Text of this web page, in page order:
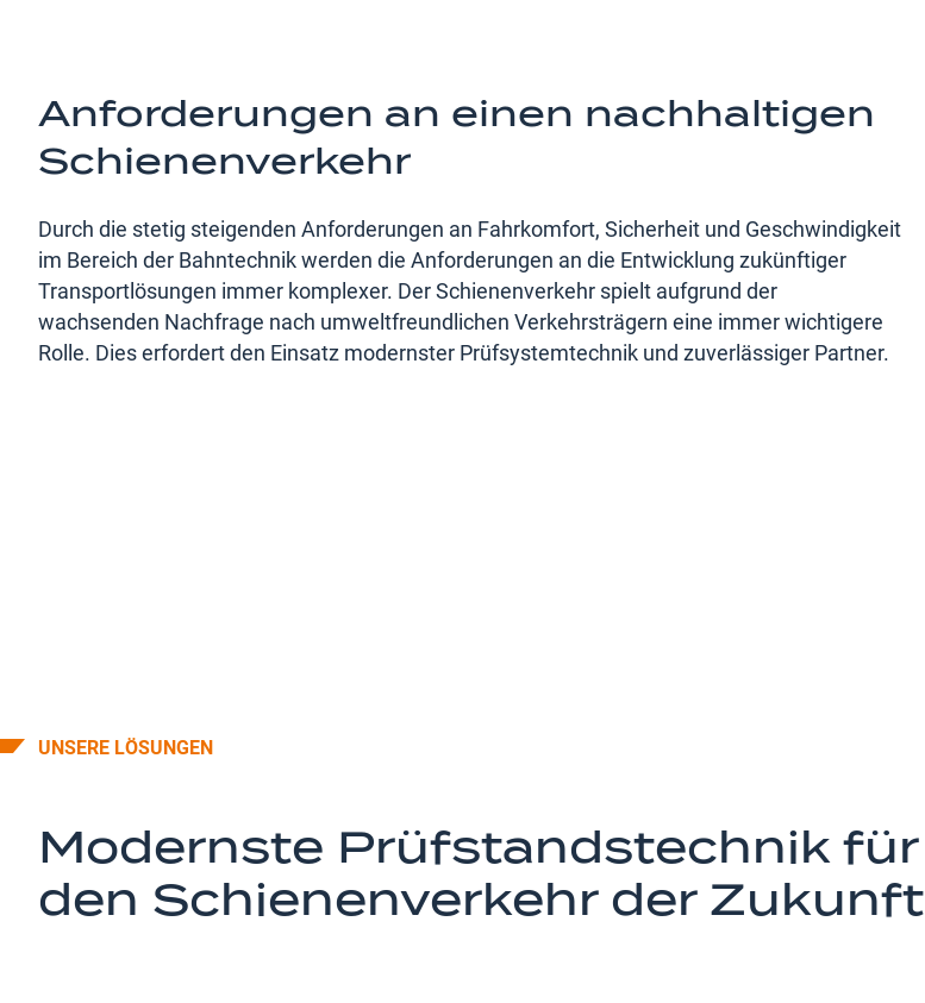
Anforderungen an einen nachhaltigen
Schienenverkehr
Durch die stetig steigenden Anforderungen an Fahrkomfort, Sicherheit und Geschwindigkeit
im Bereich der Bahntechnik werden die Anforderungen an die Entwicklung zukünftiger
Transportlösungen immer komplexer. Der Schienenverkehr spielt aufgrund der
wachsenden Nachfrage nach umweltfreundlichen Verkehrsträgern eine immer wichtigere
Rolle. Dies erfordert den Einsatz modernster Prüfsystemtechnik und zuverlässiger Partner.
UNSERE LÖSUNGEN
Modernste Prüfstandstechnik für
den Schienenverkehr der Zukunft